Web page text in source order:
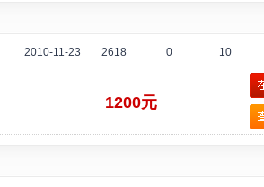
2010-11-23 2618 0 10
1200元